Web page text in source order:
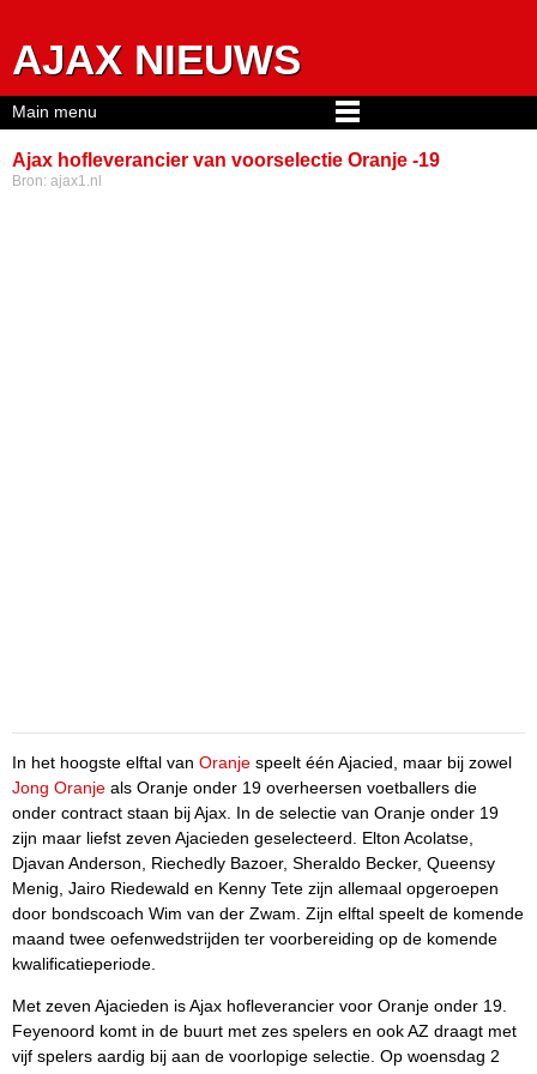
AJAX NIEUWS
Ajax hofleverancier van voorselectie Oranje -19
Bron: ajax1.nl
In het hoogste elftal van Oranje speelt één Ajacied, maar bij zowel
Jong Oranje als Oranje onder 19 overheersen voetballers die
onder contract staan bij Ajax. In de selectie van Oranje onder 19
zijn maar liefst zeven Ajacieden geselecteerd. Elton Acolatse,
Djavan Anderson, Riechedly Bazoer, Sheraldo Becker, Queensy
Menig, Jairo Riedewald en Kenny Tete zijn allemaal opgeroepen
door bondscoach Wim van der Zwam. Zijn elftal speelt de komende
maand twee oefenwedstrijden ter voorbereiding op de komende
kwalificatieperiode.
Met zeven Ajacieden is Ajax hofleverancier voor Oranje onder 19.
Feyenoord komt in de buurt met zes spelers en ook AZ draagt met
vijf spelers aardig bij aan de voorlopige selectie. Op woensdag 2
Main menu